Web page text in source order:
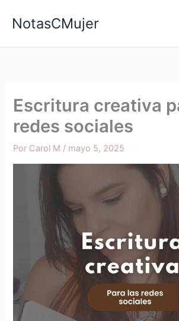
NotasCMujer
Escritura creativa
redes sociales
Por Carol M / mayo 5, 2025